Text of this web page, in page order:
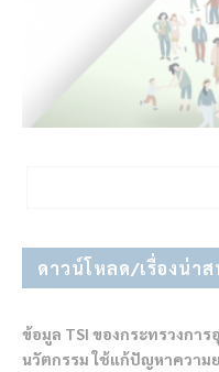
ดาวน์โหลด/เรื่องน่าส
ข้อมูล TSI ของกระทรวงกา
นวัตกรรม ใช้แก้ปัญหาความ